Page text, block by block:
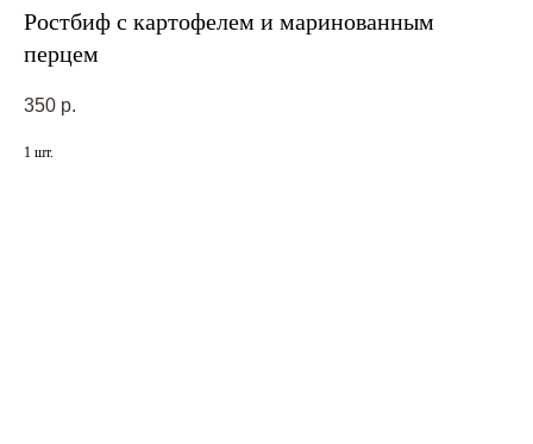
Ростбиф с картофелем и маринованным
перцем
350 р.
1 шт.